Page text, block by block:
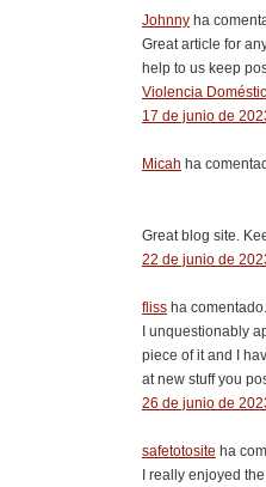
Johnny ha
Great article for
help to us keep
Violencia
17 de junio de
Micah ha
Great blog site.
22 de junio de
fliss ha comentado...
I unquestionably
piece of it and I
at new stuff you
26 de junio de
safetotosite ha
I really enjoyed